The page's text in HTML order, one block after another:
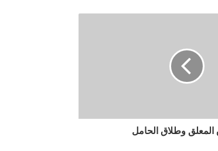
المعلق وطلاق الحامل